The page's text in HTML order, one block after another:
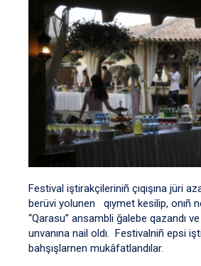
Festival iştirakçileriniñ çıqışına jüri
berüvi yolunen qıymet kesilip, onıñ
“Qarasu” ansambli ğalebe qazandı
unvanına nail oldı. Festivalniñ epsi
bahşışlarnen mukâfatlandılar.